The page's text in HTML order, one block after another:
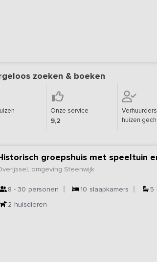
zoeken & boeken
Onze service
9,2
huizen
groepshuis met speeltuin
omgeving Steenwijk
8 - 30 personen 10 slaapkamers 5
2 huisdieren